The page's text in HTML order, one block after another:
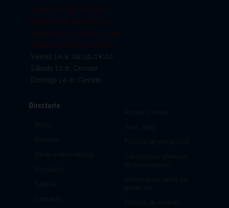
Directorio
Lunes 10-8: 08:00-14:00
Martes 11-8: 08:00-14:00
Miercoles 12-8: 08:00-14:00
Jueves 13-8: 08:00-14:00
Viernes 14-8: 08:00-14:00
Sábado 15-8: Cerrado
Domingo 16-8: Cerrado